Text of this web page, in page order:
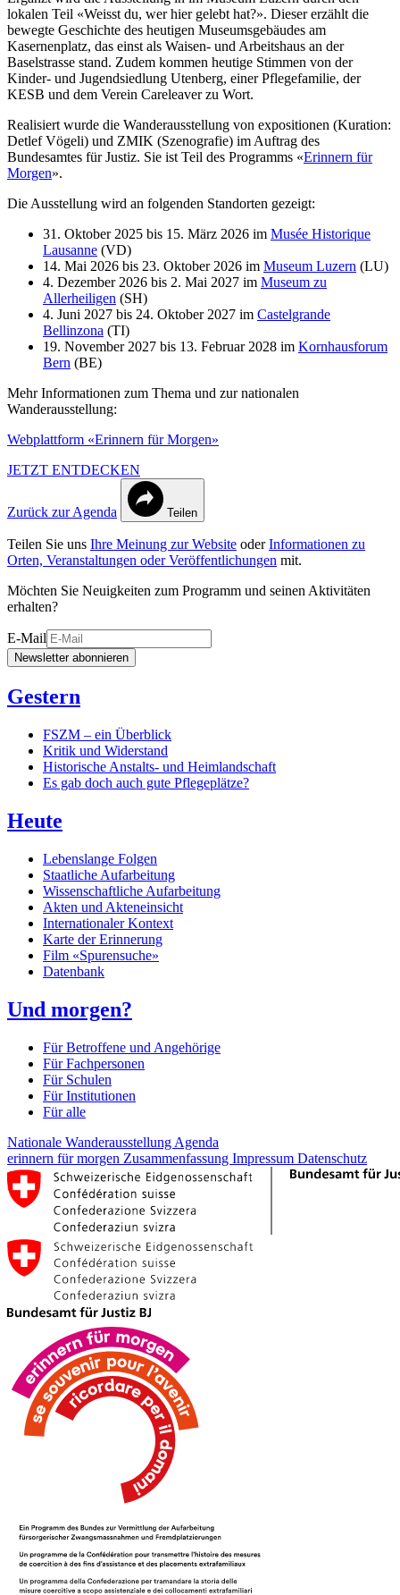
lokalen Teil «Weisst du, wer hier gelebt hat?». Dieser erzählt die
bewegte Geschichte des heutigen Museumsgebäudes am
Kasernenplatz, das einst als Waisen- und Arbeitshaus an der
Baselstrasse stand. Zudem kommen heutige Stimmen von der
Kinder- und Jugendsiedlung Utenberg, einer Pflegefamilie, der
KESB und dem Verein Careleaver zu Wort.
Realisiert wurde die Wanderausstellung von expositionen (Kuration:
Detlef Vögeli) und ZMIK (Szenografie) im Auftrag des
Bundesamtes für Justiz. Sie ist Teil des Programms «Erinnern für
Morgen».
Die Ausstellung wird an folgenden Standorten gezeigt:
31. Oktober 2025 bis 15. März 2026 im Musée Historique
Lausanne (VD)
14. Mai 2026 bis 23. Oktober 2026 im Museum Luzern (LU)
4. Dezember 2026 bis 2. Mai 2027 im Museum zu
Allerheiligen (SH)
4. Juni 2027 bis 24. Oktober 2027 im Castelgrande
Bellinzona (TI)
19. November 2027 bis 13. Februar 2028 im Kornhausforum
Bern (BE)
Mehr Informationen zum Thema und zur nationalen
Wanderausstellung:
Webplattform «Erinnern für Morgen»
JETZT ENTDECKEN
Zurück zur Agenda Teilen
Teilen Sie uns Ihre Meinung zur Website oderInformationen zu
Orten, Veranstaltungen oder Veröffentlichungen mit.
Möchten Sie Neuigkeiten zum Programm und seinen Aktivitäten
erhalten?
E-Mail
Newsletter abonnieren
Gestern
FSZM – ein Überblick
Kritik und Widerstand
Historische Anstalts- und Heimlandschaft
Es gab doch auch gute Pflegeplätze?
Heute
Lebenslange Folgen
Staatliche Aufarbeitung
Wissenschaftliche Aufarbeitung
Akten und Akteneinsicht
Internationaler Kontext
Karte der Erinnerung
Film «Spurensuche»
Datenbank
Und morgen?
Für Betroffene und Angehörige
Für Fachpersonen
Für Schulen
Für Institutionen
Für alle
Nationale Wanderausstellung Agenda
erinnern für morgen Zusammenfassung Impressum Datenschutz